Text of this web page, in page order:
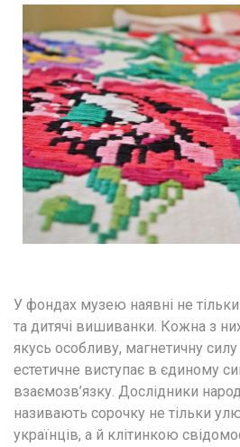
У фондах музею наявні не тільки
та дитячі вишиванки. Кожна з
якусь особливу, магнетичну силу
естетичне виступає в єдиному
взаємозв’язку. Дослідники
називають сорочку не тільки
українців, а й клітинкою